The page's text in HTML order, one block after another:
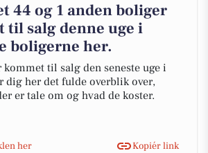
44 og 1 anden boliger
til salg denne uge i
boligerne her.
til salg den seneste uge i
dig her det fulde overblik over,
er tale om og hvad de koster.
her
Kopiér link